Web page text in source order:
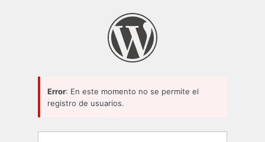
Error: En este momento no se permite el
registro de usuarios.